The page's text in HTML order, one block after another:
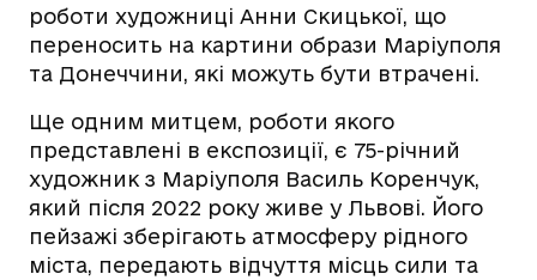
роботи художниці Анни Скицької, що
переносить на картини образи Маріуполя
та Донеччини, які можуть бути втрачені.
Ще одним митцем, роботи якого
представлені в експозиції, є 75-річний
художник з Маріуполя Василь Коренчук,
який після 2022 року живе у Львові. Його
пейзажі зберігають атмосферу рідного
міста, передають відчуття місць сили та